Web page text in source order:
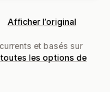
Afficher l’original
et basés sur
les options de